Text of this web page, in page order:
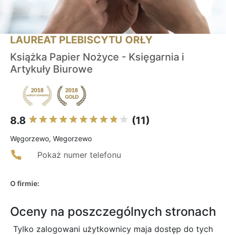
LAUREAT PLEBISCYTU ORŁY
Książka Papier Nożyce - Księgarnia i
Artykuły Biurowe
8.8 (11)
Węgorzewo, Wegorzewo
Pokaż numer telefonu
O firmie:
Oceny na poszczególnych stronach
Tylko zalogowani użytkownicy maja dostęp do tych